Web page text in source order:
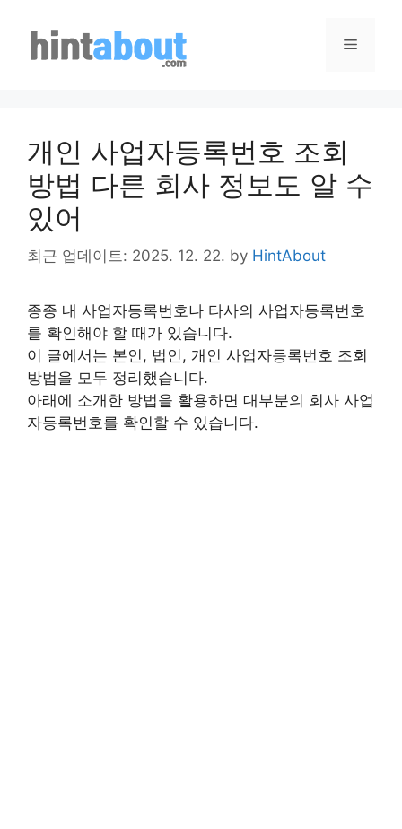
content
Menu
개인 사업자등록번호 조회
방법 다른 회사 정보도 알 수
있어
최근 업데이트: 2025. 12. 22. by HintAbout
종종 내 사업자등록번호나 타사의 사업자등록번호
를 확인해야 할 때가 있습니다.
이 글에서는 본인, 법인, 개인 사업자등록번호 조회
방법을 모두 정리했습니다.
아래에 소개한 방법을 활용하면 대부분의 회사 사업
자등록번호를 확인할 수 있습니다.